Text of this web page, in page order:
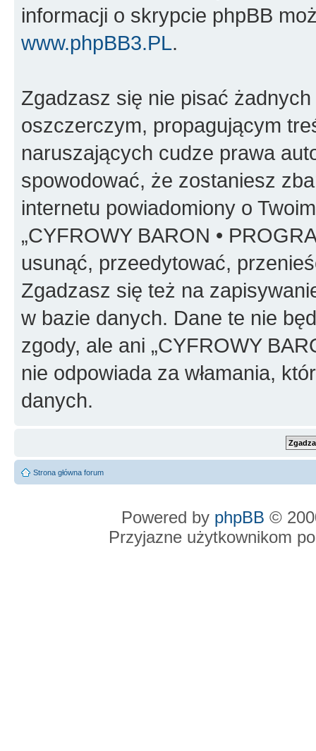
informacji o skrypcie phpBB
www.phpBB3.PL.
Zgadzasz się nie pisać
oszczerczym, propagującym
naruszających cudze prawa
spowodować, że zostaniesz
internetu powiadomiony o
„CYFROWY BARON •
usunąć, przeedytować,
Zgadzasz się też na
w bazie danych. Dane te nie
zgody, ale ani „CYFROWY
nie odpowiada za włamania,
danych.
Strona główna forum
Powered by phpBB ©
Przyjazne użytkownikom